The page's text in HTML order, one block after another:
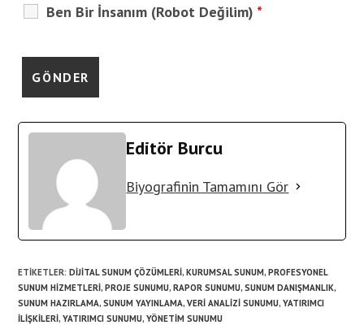
Ben Bir İnsanım (Robot Değilim) *
Editör Burcu
Biyografinin Tamamını Gör
ETIKETLER:DIJITAL SUNUM ÇÖZÜMLERI, KURUMSAL SUNUM, PROFESYONEL
SUNUM HIZMETLERI, PROJE SUNUMU, RAPOR SUNUMU, SUNUM DANIŞMANLIK,
SUNUM HAZIRLAMA, SUNUM YAYINLAMA, VERI ANALIZI SUNUMU, YATIRIMCI
ILIŞKILERI, YATIRIMCI SUNUMU, YÖNETIM SUNUMU